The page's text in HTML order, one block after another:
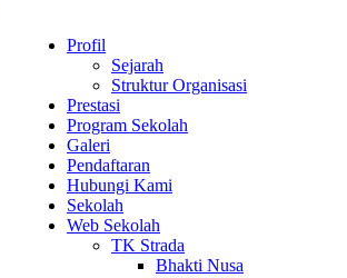
Profil
Sejarah
Struktur Organisasi
Prestasi
Program Sekolah
Galeri
Pendaftaran
Hubungi Kami
Sekolah
Web Sekolah
TK Strada
Bhakti Nusa